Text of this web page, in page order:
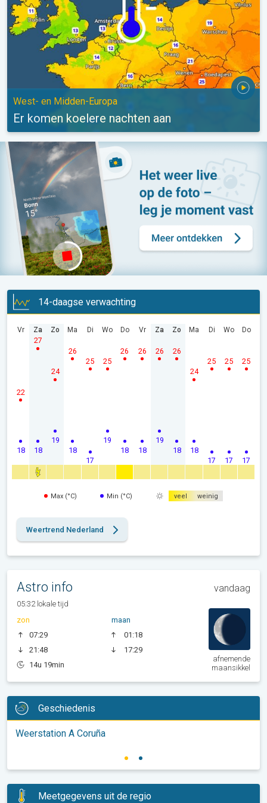
West- en Midden-Europa
Er komen koelere nachten aan
14-daagse verwachting
Vr
18
22
Za
18
27
Zo
19
24
Ma
18
26
Di
17
25
Wo
19
25
Do
18
26
Vr
18
26
Za
19
26
Zo
18
26
Ma
18
24
Di
17
25
Wo
17
25
Do
17
25
Max (°C) Min (°C) veel weinig
Weertrend Nederland
Astro info vandaag
05:32 lokale tijd
zon
07:29
21:48
14u 19min
maan
01:18
17:29
afnemende
maansikkel
Geschiedenis
Weerstation A Coruña
Meetgegevens uit de regio